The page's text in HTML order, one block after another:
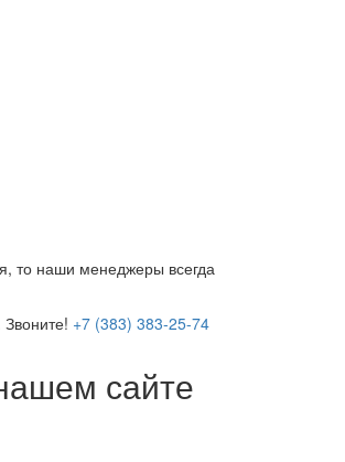
то наши менеджеры всегда
+7 (383) 383-25-74
сайте